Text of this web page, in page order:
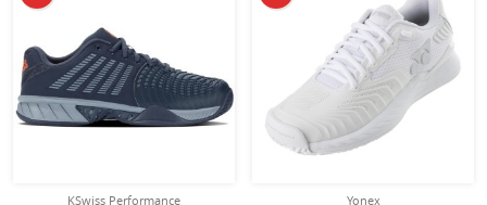
KSwiss Performance Yonex